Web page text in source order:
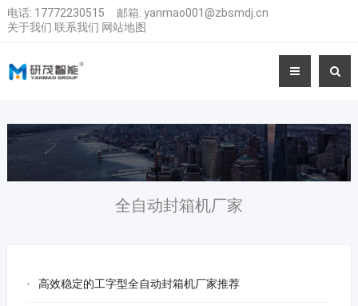
电话: 17772230515 邮箱: yanmao001@zbsmdj.cn
关于我们 联系我们 网站地图
全自动封箱机厂家
高效稳定的工字型全自动封箱机厂家推荐